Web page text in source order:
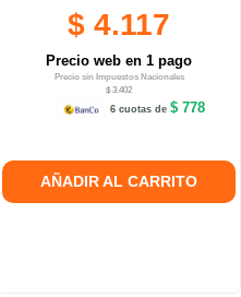
$ 4.117
Precio web en 1 pago
Precio sin Impuestos Nacionales
$ 3.402
6 cuotas de$ 778
AÑADIR AL CARRITO